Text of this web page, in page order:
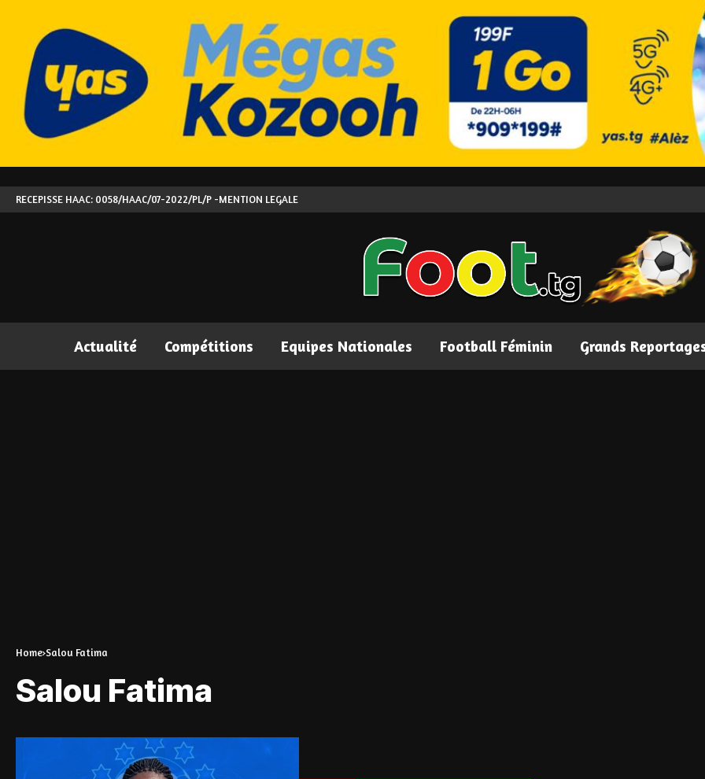
RECEPISSE HAAC: 0058/HAAC/07-2022/PL/P -MENTION LEGALE
Actualité Compétitions Equipes Nationales Football Féminin Grands
Home Salou Fatima
Salou Fatima